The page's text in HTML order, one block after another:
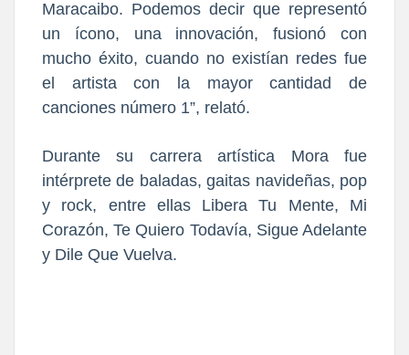
Maracaibo. Podemos decir que representó
un ícono, una innovación, fusionó con
mucho éxito, cuando no existían redes fue
el artista con la mayor cantidad de
canciones número 1”, relató.
Durante su carrera artística Mora fue
intérprete de baladas, gaitas navideñas, pop
y rock, entre ellas Libera Tu Mente, Mi
Corazón, Te Quiero Todavía, Sigue Adelante
y Dile Que Vuelva.